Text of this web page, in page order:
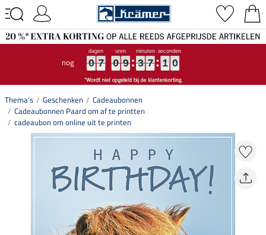
nog 0
0
0
0 7
7
7
7 0
0
0
0 9
9
9
9 3
3
3
3 7
7
7
7 0
1
0
1 9
0
9
0
Thema's Geschenken
Cadeaubonnen
Cadeaubonnen Paard om af te printten
cadeaubon om online uit te printen